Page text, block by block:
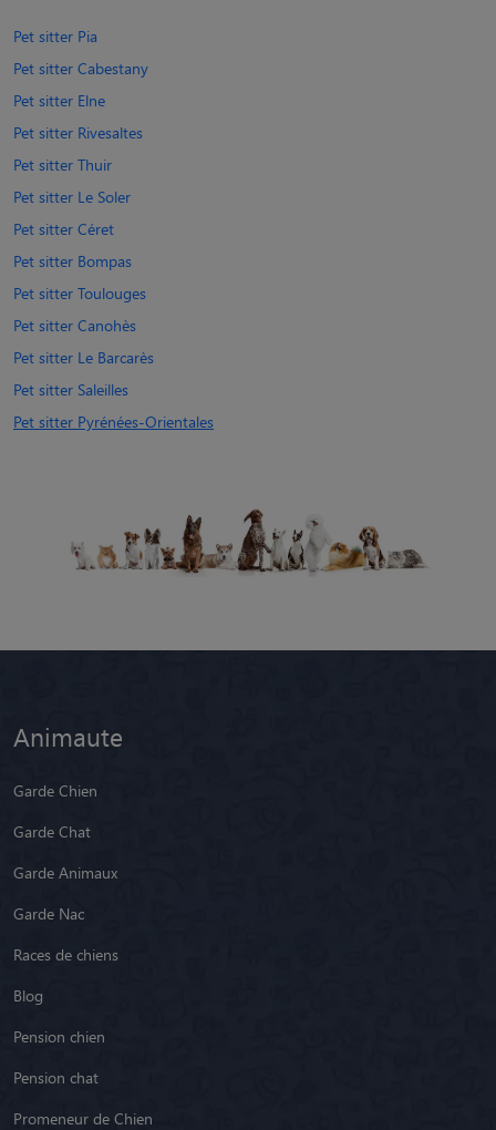
Pet sitter Pia
Pet sitter Cabestany
Pet sitter Elne
Pet sitter Rivesaltes
Pet sitter Thuir
Pet sitter Le Soler
Pet sitter Céret
Pet sitter Bompas
Pet sitter Toulouges
Pet sitter Canohès
Pet sitter Le Barcarès
Pet sitter Saleilles
Pet sitter Pyrénées-Orientales
Animaute
Garde Chien
Garde Chat
Garde Animaux
Garde Nac
Races de chiens
Blog
Pension chien
Pension chat
Promeneur de Chien